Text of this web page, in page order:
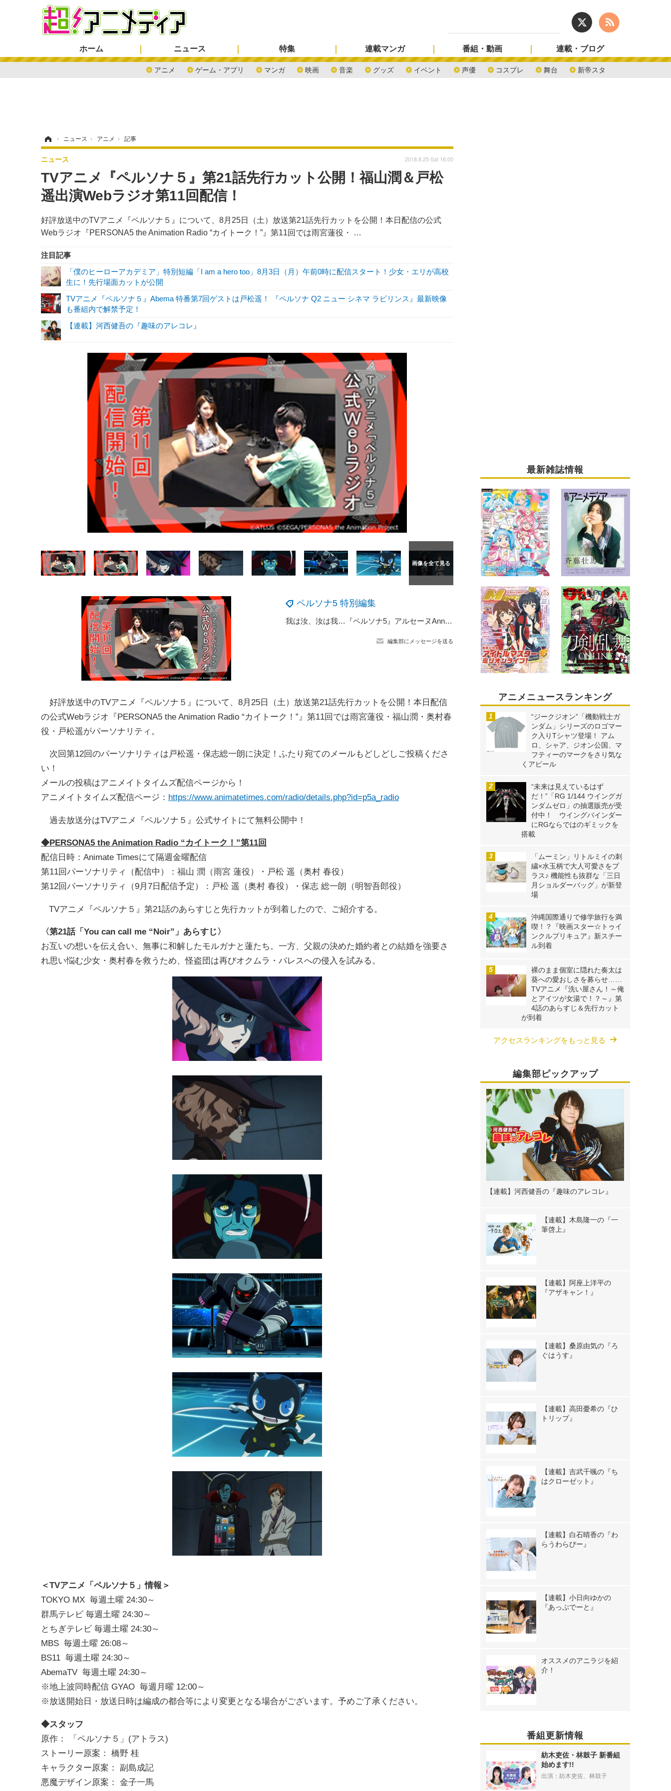
ホーム ニュース
アニメ ゲーム・アプリ マンガ 映画 音楽 グッズ イベント 声優 コスプレ 舞台 新帝スタ
特集 連載マンガ 番組・動画 連載・ブログ
› ニュース › アニメ › 記事
TVアニメ『ペルソナ５』第21話先行カット公開！福山潤＆戸松
遥出演Webラジオ第11回配信！
好評放送中のTVアニメ『ペルソナ５』について、8月25日（土）放送第21話先行カットを公開！本日配信の公式
Webラジオ『PERSONA5 the Animation Radio “カイトーク！”』第11回では雨宮蓮役・ …
ニュース 2018.8.25 Sat 16:00
注目記事
「僕のヒーローアカデミア」特別短編「I am a hero too」8月3日（月）午前0時に配信スタート！少女・エリが高校
生に！先行場面カットが公開
TVアニメ『ペルソナ５』Abema 特番第7回ゲストは戸松遥！ 『ペルソナ Q2 ニュー シネマ ラビリンス』最新映像
も番組内で解禁予定！
【連載】河西健吾の『趣味のアレコレ』
ペルソナ5 特別編集
我は汝、汝は我…『ペルソナ5』アルセーヌAnniversary EDITONフィギュアが再登場
編集部にメッセージを送る
好評放送中のTVアニメ『ペルソナ５』について、8月25日（土）放送第21話先行カットを公開！本日配信
の公式Webラジオ『PERSONA5 the Animation Radio “カイトーク！”』第11回では雨宮蓮役・福山潤・奥村春
役・戸松遥がパーソナリティ。
次回第12回のパーソナリティは戸松遥・保志総一朗に決定！ふたり宛てのメールもどしどしご投稿くださ
い！
メールの投稿はアニメイトタイムズ配信ページから！
アニメイトタイムズ配信ページ： https://www.animatetimes.com/radio/details.php?id=p5a_radio
過去放送分はTVアニメ『ペルソナ５』公式サイトにて無料公開中！
◆PERSONA5 the Animation Radio “カイトーク！”第11回
配信日時：Animate Timesにて隔週金曜配信
第11回パーソナリティ（配信中）：福山 潤（雨宮 蓮役）・戸松 遥（奥村 春役）
第12回パーソナリティ（9月7日配信予定）：戸松 遥（奥村 春役）・保志 総一朗（明智吾郎役）
TVアニメ『ペルソナ５』第21話のあらすじと先行カットが到着したので、ご紹介する。
〈第21話「You can call me “Noir”」あらすじ〉
お互いの想いを伝え合い、無事に和解したモルガナと蓮たち。一方、父親の決めた婚約者との結婚を強要さ
れ思い悩む少女・奥村春を救うため、怪盗団は再びオクムラ・パレスへの侵入を試みる。
＜TVアニメ「ペルソナ５」情報＞
TOKYO MX 毎週土曜 24:30～
群馬テレビ 毎週土曜 24:30～
とちぎテレビ 毎週土曜 24:30～
MBS 毎週土曜 26:08～
BS11 毎週土曜 24:30～
AbemaTV 毎週土曜 24:30～
※地上波同時配信 GYAO 毎週月曜 12:00～
※放送開始日・放送日時は編成の都合等により変更となる場合がございます。予めご了承ください。
◆スタッフ
原作： 「ペルソナ５」(アトラス)
ストーリー原案： 橋野 桂
キャラクター原案： 副島成記
悪魔デザイン原案： 金子一馬
最新雑誌情報
アニメニュースランキング
“ジークジオン”「機動戦士ガ
ンダム」シリーズのロゴマー
ク入りTシャツ登場！ アム
ロ、シャア、ジオン公国、マ
フティーのマークをさり気な
くアピール
“未来は見えているはず
だ！”「RG 1/144 ウイングガ
ンダムゼロ」の抽選販売が受
付中！ ウイングバインダー
にRGならではのギミックを
搭載
「ムーミン」リトルミイの刺
繍×水玉柄で大人可愛さをプ
ラス♪ 機能性も抜群な「三日
月ショルダーバッグ」が新登
場
沖縄国際通りで修学旅行を満
喫！？『映画スター☆トゥイ
ンクルプリキュア』新スチー
ル到着
裸のまま個室に隠れた奏太は
葵への愛おしさを募らせ……
TVアニメ『洗い屋さん！～俺
とアイツが女湯で！？～』第
4話のあらすじ＆先行カット
が到着
アクセスランキングをもっと見る
編集部ピックアップ
【連載】河西健吾の『趣味のアレコレ』
【連載】木島隆一の『一
筆啓上』
【連載】阿座上洋平の
『アザキャン！』
【連載】桑原由気の『ろ
ぐはうす』
【連載】高田憂希の『ひ
トリップ』
【連載】吉武千颯の『ち
はクローゼット』
【連載】白石晴香の『わ
らうわらびー』
【連載】小日向ゆかの
『あっぷでーと』
オススメのアニラジを紹
介！
番組更新情報
紡木吏佐・林鼓子 新番組
始めます!!
出演：紡木吏佐、林鼓子